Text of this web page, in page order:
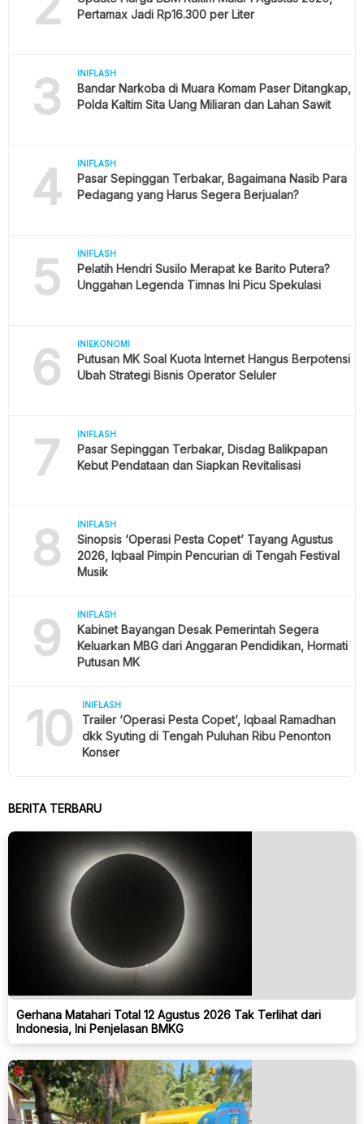
Pertamax Jadi Rp16.300 per Liter
3 INIFLASH
Bandar Narkoba di Muara Komam Paser Ditangkap,
Polda Kaltim Sita Uang Miliaran dan Lahan Sawit
4 INIFLASH
Pasar Sepinggan Terbakar, Bagaimana Nasib Para
Pedagang yang Harus Segera Berjualan?
5 INIFLASH
Pelatih Hendri Susilo Merapat ke Barito Putera?
Unggahan Legenda Timnas Ini Picu Spekulasi
6 INIEKONOMI
Putusan MK Soal Kuota Internet Hangus Berpotensi
Ubah Strategi Bisnis Operator Seluler
7 INIFLASH
Pasar Sepinggan Terbakar, Disdag Balikpapan
Kebut Pendataan dan Siapkan Revitalisasi
8 INIFLASH
Sinopsis ‘Operasi Pesta Copet’ Tayang Agustus
2026, Iqbaal Pimpin Pencurian di Tengah Festival
Musik
9 INIFLASH
Kabinet Bayangan Desak Pemerintah Segera
Keluarkan MBG dari Anggaran Pendidikan, Hormati
Putusan MK
10 INIFLASH
Trailer ‘Operasi Pesta Copet’, Iqbaal Ramadhan
dkk Syuting di Tengah Puluhan Ribu Penonton
Konser
BERITA TERBARU
Gerhana Matahari Total 12 Agustus 2026 Tak Terlihat dari
Indonesia, Ini Penjelasan BMKG